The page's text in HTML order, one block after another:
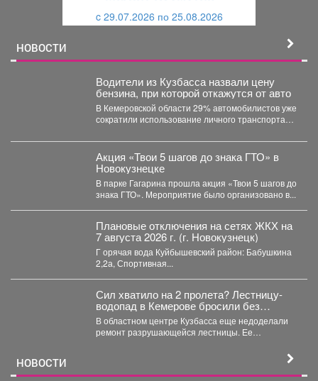
c 29.07.2026 по 25.08.2026
НОВОСТИ
Водители из Кузбасса назвали цену
бензина, при которой откажутся от авто
В Кемеровской области 29% автомобилистов уже
сократили использование личного транспорта
Акция «Твои 5 шагов до знака ГТО» в
Новокузнецке
В парке Гагарина прошла акция «Твои 5 шагов до
знака ГТО». Мероприятие было организовано в...
Плановые отключения на сетях ЖКХ на
7 августа 2026 г. (г. Новокузнецк)
Г орячая вода Куйбышевский район: Бабушкина
2,2а, Спортивная...
Сил хватило на 2 пролета? Лестницу-
водопад в Кемерове бросили без
ремонта
В областном центре Кузбасса еще недоделали
ремонт разрушающейся лестницы. Ее
НОВОСТИ